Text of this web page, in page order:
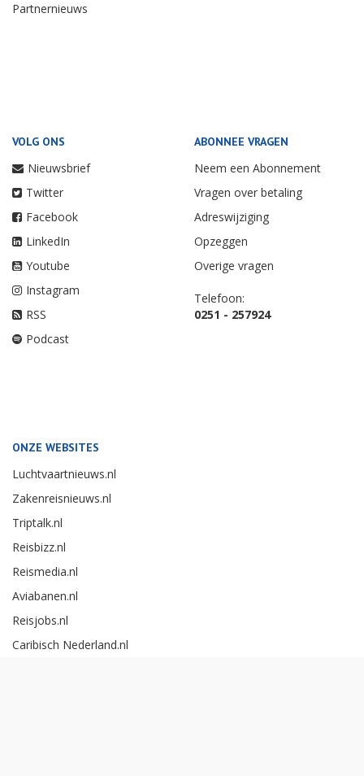
Partnernieuws
VOLG ONS
Nieuwsbrief
Twitter
Facebook
LinkedIn
Youtube
Instagram
RSS
Podcast
ABONNEE VRAGEN
Neem een Abonnement
Vragen over betaling
Adreswijziging
Opzeggen
Overige vragen
Telefoon:
0251 - 257924
ONZE WEBSITES
Luchtvaartnieuws.nl
Zakenreisnieuws.nl
Triptalk.nl
Reisbizz.nl
Reismedia.nl
Aviabanen.nl
Reisjobs.nl
Caribisch Nederland.nl